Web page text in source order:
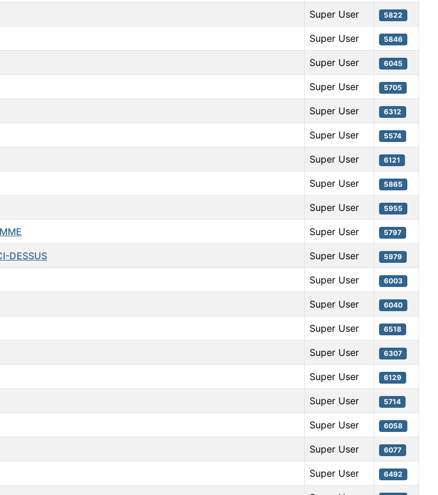
Super User 5822
Super User 5846
Super User 6045
Super User 5705
Super User 6312
Super User 5574
Super User 6121
Super User 5865
Super User 5955
Super User 5797
DESSUS Super User 5979
Super User 6003
Super User 6040
Super User 6518
Super User 6307
Super User 6129
Super User 5714
Super User 6058
Super User 6077
Super User 6492